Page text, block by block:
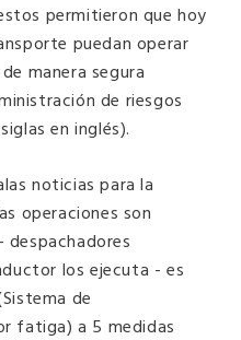
permitieron que hoy
puedan operar
manera segura
de riesgos
en inglés).
noticias para la
operaciones son
los ejecuta - es
de
fatiga) a 5 medidas